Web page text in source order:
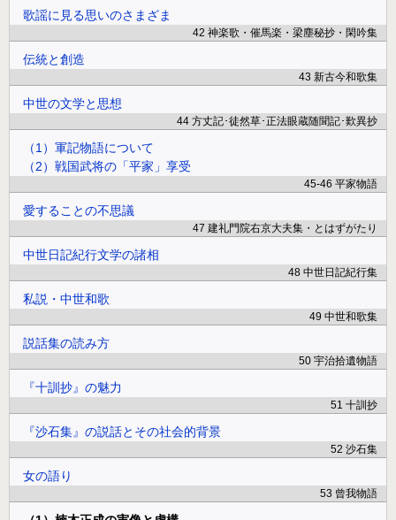
歌謡に見る思いのさまざま
42 神楽歌・催馬楽・梁塵秘抄・閑吟集
伝統と創造
43 新古今和歌集
中世の文学と思想
44 方丈記･徒然草･正法眼蔵随聞記･歎異抄
（1）軍記物語について
（2）戦国武将の「平家」享受
45-46 平家物語
愛することの不思議
47 建礼門院右京大夫集・とはずがたり
中世日記紀行文学の諸相
48 中世日記紀行集
私説・中世和歌
49 中世和歌集
説話集の読み方
50 宇治拾遺物語
『十訓抄』の魅力
51 十訓抄
『沙石集』の説話とその社会的背景
52 沙石集
女の語り
53 曾我物語